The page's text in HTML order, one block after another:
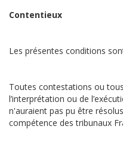
Contentieux
Les présentes conditions
Toutes contestations ou
l’interprétation ou de
n'auraient pas pu être
compétence des tribunaux